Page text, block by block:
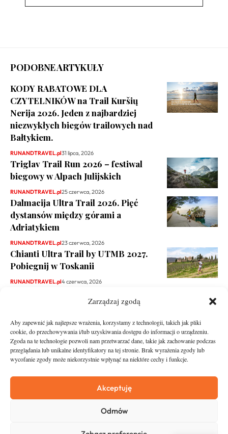
Zarządzaj zgodą
Aby zapewnić jak najlepsze wrażenia, korzystamy z technologii, takich jak pliki
cookie, do przechowywania i/lub uzyskiwania dostępu do informacji o urządzeniu.
Zgoda na te technologie pozwoli nam przetwarzać dane, takie jak zachowanie podczas
przeglądania lub unikalne identyfikatory na tej stronie. Brak wyrażenia zgody lub
wycofanie zgody może niekorzystnie wpłynąć na niektóre cechy i funkcje.
Akceptuję
Odmów
PODOBNE ARTYKUŁY
KODY RABATOWE DLA
CZYTELNIKÓW na Trail Kuršių
Nerija 2026. Jeden z najbardziej
niezwykłych biegów trailowych nad
Bałtykiem.
RUNANDTRAVEL.pl31 lipca, 2026
Triglav Trail Run 2026 – festiwal
biegowy w Alpach Julijskich
RUNANDTRAVEL.pl25 czerwca, 2026
Dalmacija Ultra Trail 2026. Pięć
dystansów między górami a
Adriatykiem
RUNANDTRAVEL.pl23 czerwca, 2026
Chianti Ultra Trail by UTMB 2027.
Pobiegnij w Toskanii
RUNANDTRAVEL.pl4 czerwca, 2026
Asfalt
O nas
Zostań Patronem
Kontakt